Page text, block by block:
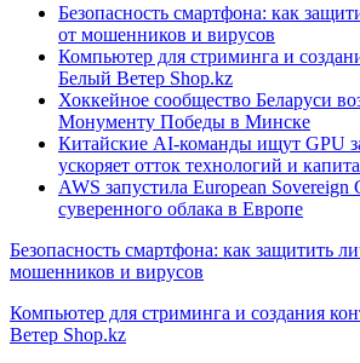
Безопасность смартфона: как
от мошенников и вирусов
Компьютер для стриминга и
Белый Ветер Shop.kz
Хоккейное сообщество Беларуси
Монументу Победы в Минске
Китайские AI-команды ищут GPU
ускоряет отток технологий и
AWS запустила European
суверенного облака в Европе
Безопасность смартфона: как защитить
мошенников и вирусов
Компьютер для стриминга и создания
Ветер Shop.kz